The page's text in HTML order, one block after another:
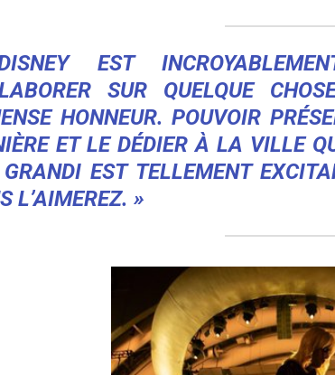
EST
SUR QUELQUE
HONNEUR. POUVOIR
ET LE DÉDIER À LA VILLE
EST TELLEMENT
L’AIMEREZ. »